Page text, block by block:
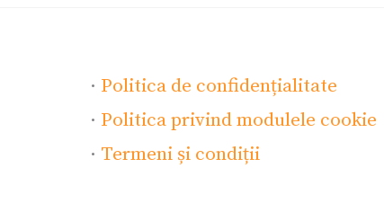
· Politica de confidențialitate
· Politica privind modulele cookie
· Termeni și condiții